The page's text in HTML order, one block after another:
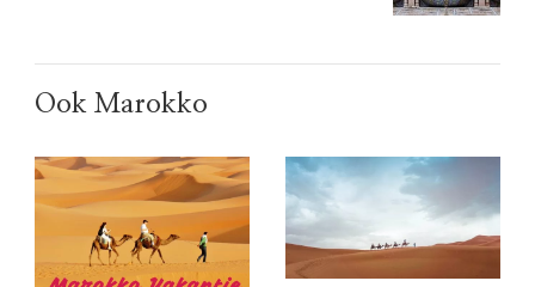
Ook Marokko